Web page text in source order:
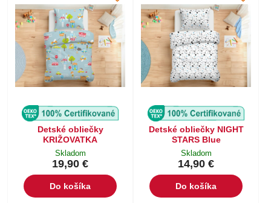
Detské obliečky
KRIŽOVATKA
Skladom
19,90 €
Do košíka
Detské obliečky NIGHT
STARS Blue
Skladom
14,90 €
Do košíka